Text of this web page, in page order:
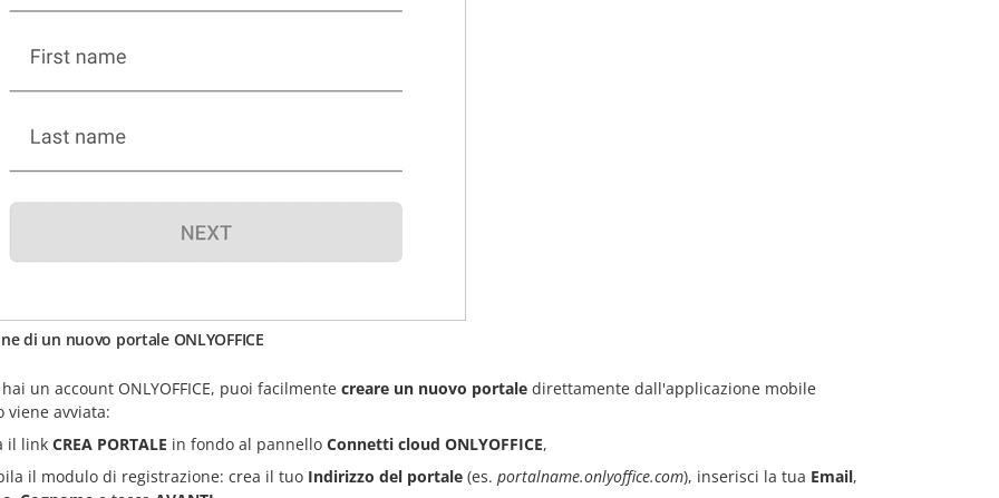
di un nuovo portale ONLYOFFICE
un account ONLYOFFICE, puoi facilmente creare un nuovo portale direttamente dall'applicazione mobile
viene avviata:
il link CREA PORTALE in fondo al pannello Connetti cloud ONLYOFFICE,
il modulo di registrazione: crea il tuo Indirizzo del portale (es. portalname.onlyoffice.com), inserisci la tua Email,